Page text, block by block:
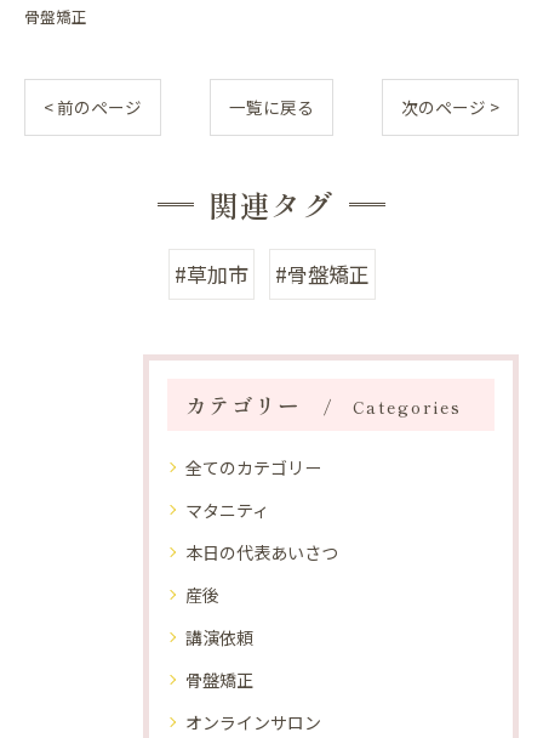
骨盤矯正
< 前のページ 一覧に戻る 次のページ >
関連タグ
#草加市 #骨盤矯正
カテゴリー Categories
全てのカテゴリー
マタニティ
本日の代表あいさつ
産後
講演依頼
骨盤矯正
オンラインサロン